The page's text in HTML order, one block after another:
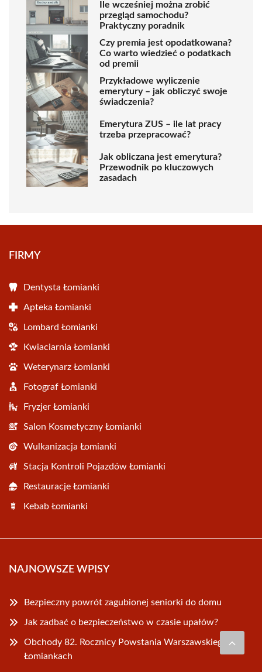
Ile wcześniej można zrobić
przegląd samochodu?
Praktyczny poradnik
Czy premia jest opodatkowana?
Co warto wiedzieć o podatkach
od premii
Przykładowe wyliczenie
emerytury – jak obliczyć swoje
świadczenia?
Emerytura ZUS – ile lat pracy
trzeba przepracować?
Jak obliczana jest emerytura?
Przewodnik po kluczowych
zasadach
FIRMY
Dentysta Łomianki
Apteka Łomianki
Lombard Łomianki
Kwiaciarnia Łomianki
Weterynarz Łomianki
Fotograf Łomianki
Fryzjer Łomianki
Salon Kosmetyczny Łomianki
Wulkanizacja Łomianki
Stacja Kontroli Pojazdów Łomianki
Restauracje Łomianki
Kebab Łomianki
NAJNOWSZE WPISY
Bezpieczny powrót zagubionej seniorki do domu
Jak zadbać o bezpieczeństwo w czasie upałów?
Obchody 82. Rocznicy Powstania Warszawskiego w
Łomiankach